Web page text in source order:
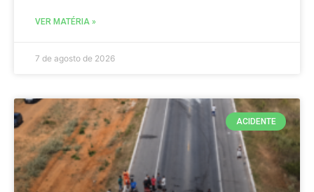
VER MATÉRIA »
7 de agosto de 2026
ACIDENTE